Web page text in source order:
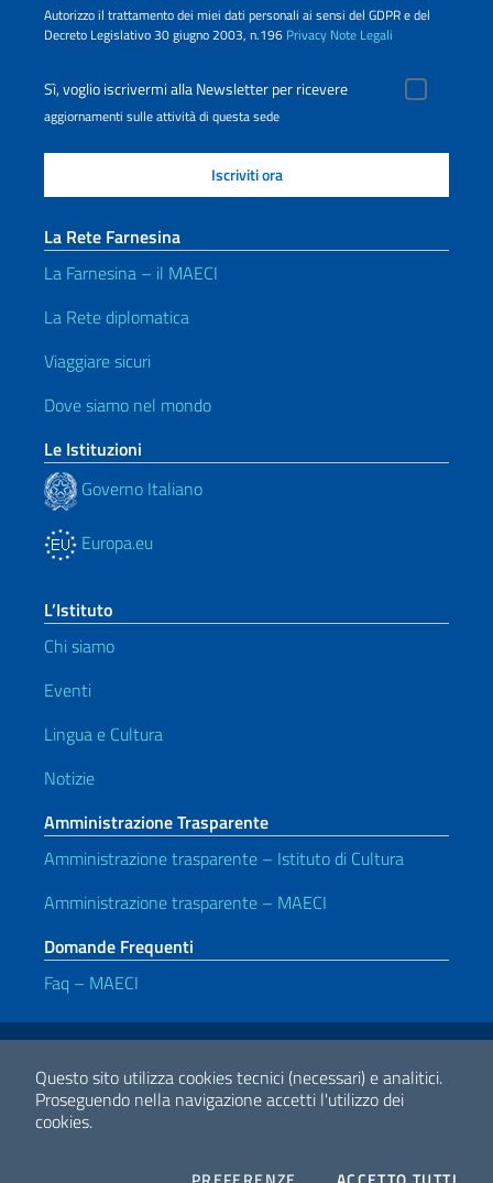
Questo sito utilizza cookies tecnici (necessari) e analitici.
Proseguendo nella navigazione accetti l'utilizzo dei
cookies.
COOKIES
Autorizzo il trattamento dei miei dati personali ai sensi del GDPR e del
Decreto Legislativo 30 giugno 2003, n.196 Privacy Note Legali
Sì, voglio iscrivermi alla Newsletter per ricevere
aggiornamenti sulle attività di questa sede
La Rete Farnesina
La Farnesina – il MAECI
La Rete diplomatica
Viaggiare sicuri
Dove siamo nel mondo
Le Istituzioni
Governo Italiano
Europa.eu
L’Istituto
Chi siamo
Eventi
Lingua e Cultura
Notizie
Amministrazione Trasparente
Amministrazione trasparente – Istituto di Cultura
Amministrazione trasparente – MAECI
Domande Frequenti
Faq – MAECI
Link Utili